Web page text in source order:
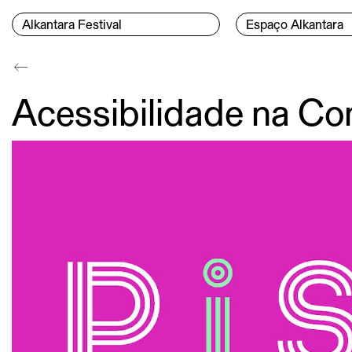
Menu Principal
Alkantara Festival Espaço Alkantara
Conteúdo principal
Acessibilidade na